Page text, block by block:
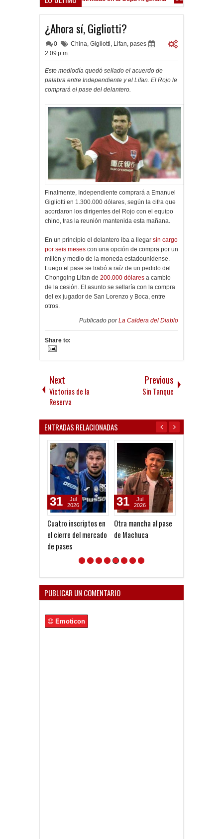
¿Ahora sí, Gigliotti?
0 China, Gigliotti, Lifan, pases
2:09 p.m.
Este mediodía quedó sellado el acuerdo de
palabra entre Independiente y el Lifan. El Rojo le
comprará el pase del delantero.
Finalmente, Independiente comprará a Emanuel
Gigliotti en 1.300.000 dólares, según la cifra que
acordaron los dirigentes del Rojo con el equipo
chino, tras la reunión mantenida esta mañana.
En un principio el delantero iba a llegar sin cargo
por seis meses con una opción de compra por un
millón y medio de la moneda estadounidense.
Luego el pase se trabó a raíz de un pedido del
Chongqing Lifan de 200.000 dólares a cambio
de la cesión. El asunto se sellaría con la compra
del ex jugador de San Lorenzo y Boca, entre
otros.
Publicado porLa Caldera del Diablo
Share to:
Next
Victorias de la
Reserva
Previous
Sin Tanque
ENTRADAS RELACIONADAS
Cuatro inscriptos en
el cierre del mercado
de pases
31
Jul
2026
Otra mancha al pase
de Machuca
31
Jul
2026
PUBLICAR UN COMENTARIO
Emoticon